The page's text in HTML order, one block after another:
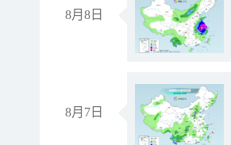
8月8日
8月7日